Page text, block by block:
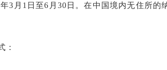
3月1日至6月30日。在中国境内无住所
：